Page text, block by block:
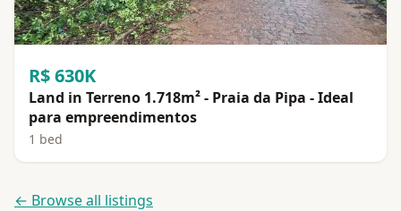
R$ 630K
Land in Terreno 1.718m² - Praia da Pipa - Ideal
para empreendimentos
1 bed
← Browse all listings